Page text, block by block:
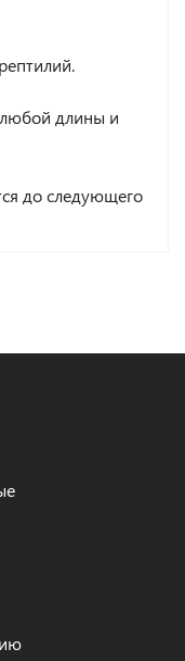
любой длины и
до следующего